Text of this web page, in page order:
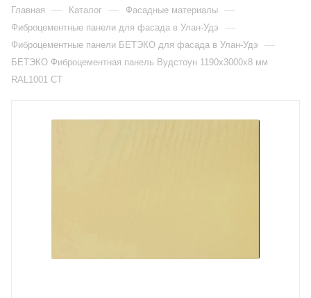
Главная — Каталог — Фасадные материалы —
Фиброцементные панели для фасада в Улан-Удэ —
Фиброцементные панели БЕТЭКО для фасада в Улан-Удэ —
БЕТЭКО Фиброцементная панель Вудстоун 1190х3000х8 мм
RAL1001 СТ